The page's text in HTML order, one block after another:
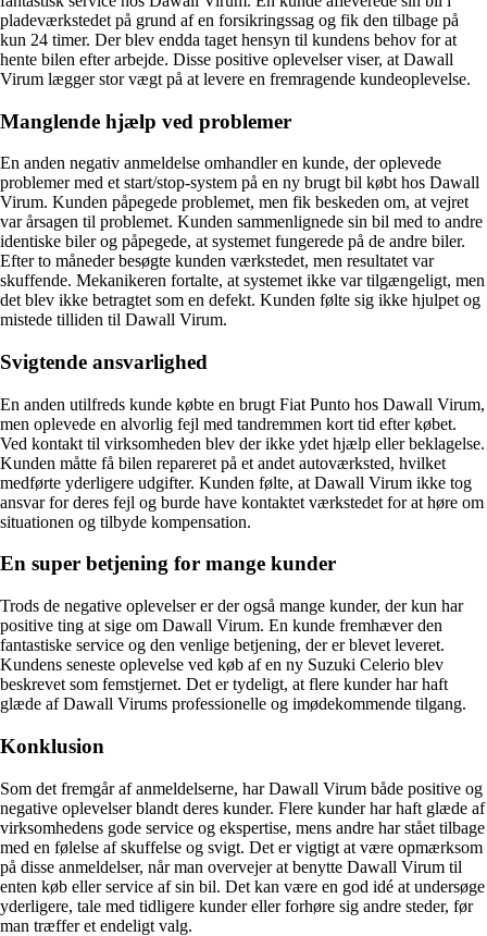
pladeværkstedet på grund af en forsikringssag og fik den tilbage på
kun 24 timer. Der blev endda taget hensyn til kundens behov for at
hente bilen efter arbejde. Disse positive oplevelser viser, at Dawall
Virum lægger stor vægt på at levere en fremragende kundeoplevelse.
Manglende hjælp ved problemer
En anden negativ anmeldelse omhandler en kunde, der oplevede
problemer med et start/stop-system på en ny brugt bil købt hos Dawall
Virum. Kunden påpegede problemet, men fik beskeden om, at vejret
var årsagen til problemet. Kunden sammenlignede sin bil med to andre
identiske biler og påpegede, at systemet fungerede på de andre biler.
Efter to måneder besøgte kunden værkstedet, men resultatet var
skuffende. Mekanikeren fortalte, at systemet ikke var tilgængeligt, men
det blev ikke betragtet som en defekt. Kunden følte sig ikke hjulpet og
mistede tilliden til Dawall Virum.
Svigtende ansvarlighed
En anden utilfreds kunde købte en brugt Fiat Punto hos Dawall Virum,
men oplevede en alvorlig fejl med tandremmen kort tid efter købet.
Ved kontakt til virksomheden blev der ikke ydet hjælp eller beklagelse.
Kunden måtte få bilen repareret på et andet autoværksted, hvilket
medførte yderligere udgifter. Kunden følte, at Dawall Virum ikke tog
ansvar for deres fejl og burde have kontaktet værkstedet for at høre om
situationen og tilbyde kompensation.
En super betjening for mange kunder
Trods de negative oplevelser er der også mange kunder, der kun har
positive ting at sige om Dawall Virum. En kunde fremhæver den
fantastiske service og den venlige betjening, der er blevet leveret.
Kundens seneste oplevelse ved køb af en ny Suzuki Celerio blev
beskrevet som femstjernet. Det er tydeligt, at flere kunder har haft
glæde af Dawall Virums professionelle og imødekommende tilgang.
Konklusion
Som det fremgår af anmeldelserne, har Dawall Virum både positive og
negative oplevelser blandt deres kunder. Flere kunder har haft glæde af
virksomhedens gode service og ekspertise, mens andre har stået tilbage
med en følelse af skuffelse og svigt. Det er vigtigt at være opmærksom
på disse anmeldelser, når man overvejer at benytte Dawall Virum til
enten køb eller service af sin bil. Det kan være en god idé at undersøge
yderligere, tale med tidligere kunder eller forhøre sig andre steder, før
man træffer et endeligt valg.